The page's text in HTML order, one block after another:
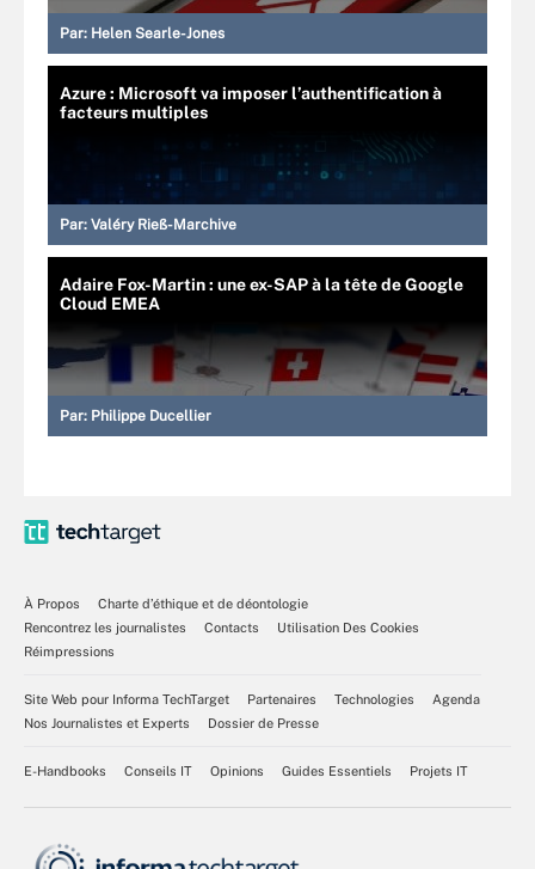
Par: Helen Searle-Jones
Azure : Microsoft va imposer l’authentification à
facteurs multiples
Par: Valéry Rieß-Marchive
Adaire Fox-Martin : une ex-SAP à la tête de Google
Cloud EMEA
Par: Philippe Ducellier
À Propos
Charte d’éthique et de déontologie
Rencontrez les journalistes
Contacts
Utilisation Des Cookies
Réimpressions
Site Web pour Informa TechTarget Partenaires Technologies
Agenda
Nos Journalistes et Experts
Dossier de Presse
E-Handbooks Conseils IT Opinions Guides Essentiels Projets IT